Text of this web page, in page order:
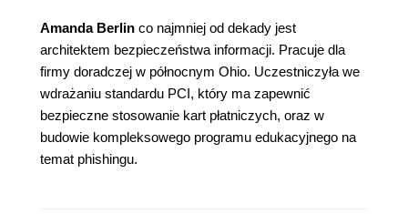
Amanda Berlin co najmniej od dekady jest
architektem bezpieczeństwa informacji. Pracuje dla
firmy doradczej w północnym Ohio. Uczestniczyła we
wdrażaniu standardu PCI, który ma zapewnić
bezpieczne stosowanie kart płatniczych, oraz w
budowie kompleksowego programu edukacyjnego na
temat phishingu.